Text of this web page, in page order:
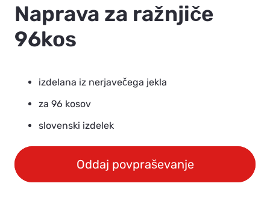
Naprava za ražnjiče
96kos
izdelana iz nerjavečega jekla
za 96 kosov
slovenski izdelek
Oddaj povpraševanje